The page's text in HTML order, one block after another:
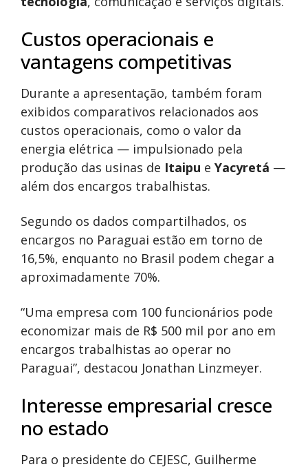
Custos operacionais e
vantagens competitivas
Durante a apresentação, também foram
exibidos comparativos relacionados aos
custos operacionais, como o valor da
energia elétrica — impulsionado pela
produção das usinas de Itaipu e Yacyretá —
além dos encargos trabalhistas.
Segundo os dados compartilhados, os
encargos no Paraguai estão em torno de
16,5%, enquanto no Brasil podem chegar a
aproximadamente 70%.
“Uma empresa com 100 funcionários pode
economizar mais de R$ 500 mil por ano em
encargos trabalhistas ao operar no
Paraguai”, destacou Jonathan Linzmeyer.
Interesse empresarial cresce
no estado
Para o presidente do CEJESC, Guilherme